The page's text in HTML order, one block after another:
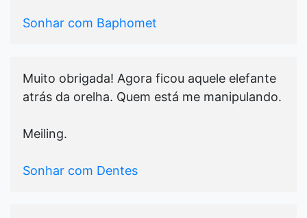
Sonhar com Baphomet
Muito obrigada! Agora ficou aquele elefante
atrás da orelha. Quem está me manipulando.
Meiling.
Sonhar com Dentes